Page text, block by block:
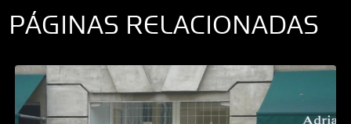
PÁGINAS RELACIONADAS